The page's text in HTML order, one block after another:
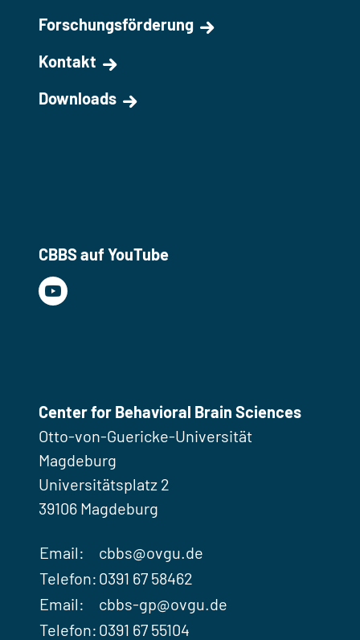
Forschungsförderung
Kontakt
Downloads
CBBS auf YouTube
Center for Behavioral Brain Sciences
Otto-von-Guericke-Universität
Magdeburg
Universitätsplatz 2
39106 Magdeburg
Email:
cbbs@ovgu.de
Telefon: 0391 67 58462
Email:
cbbs-gp@ovgu.de
Telefon: 0391 67 55104